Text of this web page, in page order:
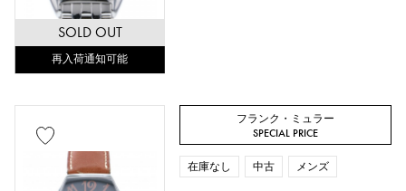
SOLD OUT
再入荷通知可能
フランク・ミュラー
SPECIAL PRICE
在庫なし 中古 メンズ